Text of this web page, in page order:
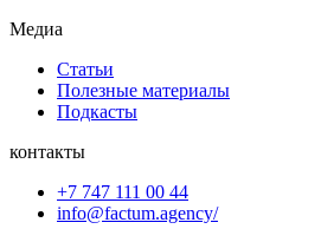
Медиа
Статьи
Полезные материалы
Подкасты
контакты
+7 747 111 00 44
info@factum.agency/